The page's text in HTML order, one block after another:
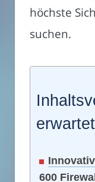
höchste
suchen.
600 Firewall